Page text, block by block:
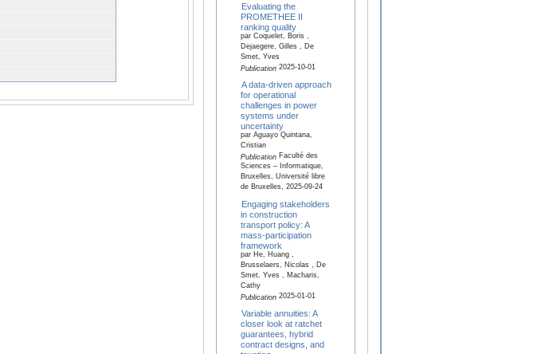
Evaluating the
PROMETHEE II
ranking quality
par Coquelet, Boris ,
Dejaegere, Gilles , De
Smet, Yves
Publication2025-10-01
A data-driven approach
for operational
challenges in power
systems under
uncertainty
par Aguayo Quintana,
Cristian
PublicationFaculté des
Sciences – Informatique,
Bruxelles, Université libre
de Bruxelles, 2025-09-24
Engaging stakeholders
in construction
transport policy: A
mass-participation
framework
par He, Huang ,
Brusselaers, Nicolas , De
Smet, Yves , Macharis,
Cathy
Publication2025-01-01
Variable annuities: A
closer look at ratchet
guarantees, hybrid
contract designs, and